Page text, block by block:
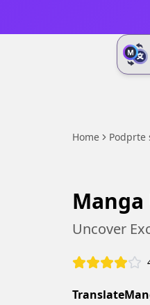
Home Podprte
Manga
Uncover